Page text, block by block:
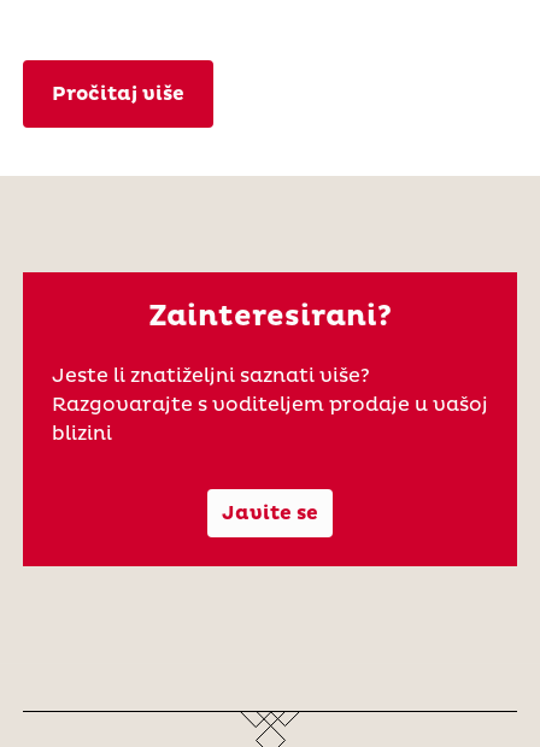
Pročitaj više
Zainteresirani?
Jeste li znatiželjni saznati više?
Razgovarajte s voditeljem prodaje u vašoj
blizini
Javite se